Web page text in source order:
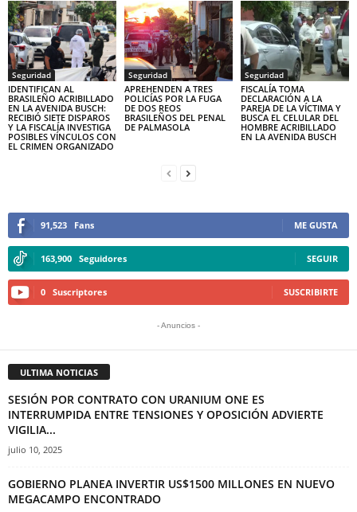
Seguridad
IDENTIFICAN AL
BRASILEÑO ACRIBILLADO
EN LA AVENIDA BUSCH:
RECIBIÓ SIETE DISPAROS
Y LA FISCALÍA INVESTIGA
POSIBLES VÍNCULOS CON
EL CRIMEN ORGANIZADO
Seguridad
APREHENDEN A TRES
POLICÍAS POR LA FUGA
DE DOS REOS
BRASILEÑOS DEL PENAL
DE PALMASOLA
Seguridad
FISCALÍA TOMA
DECLARACIÓN A LA
PAREJA DE LA VÍCTIMA Y
BUSCA EL CELULAR DEL
HOMBRE ACRIBILLADO
EN LA AVENIDA BUSCH
91,523 Fans ME GUSTA
163,900 Seguidores SEGUIR
0 Suscriptores SUSCRIBIRTE
- Anuncios -
ULTIMA NOTICIAS
SESIÓN POR CONTRATO CON URANIUM ONE ES
INTERRUMPIDA ENTRE TENSIONES Y OPOSICIÓN ADVIERTE
VIGILIA...
julio 10, 2025
GOBIERNO PLANEA INVERTIR US$1500 MILLONES EN NUEVO
MEGACAMPO ENCONTRADO